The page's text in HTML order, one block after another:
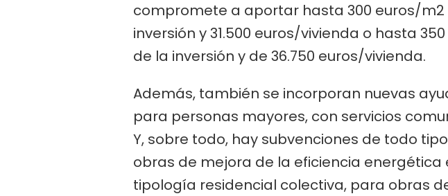
compromete a aportar hasta 300 euros/m2
inversión y 31.500 euros/vivienda o hasta
de la inversión y de 36.750 euros/vivienda.
Además, también se incorporan nuevas
para personas mayores, con servicios
Y, sobre todo, hay subvenciones de todo
obras de mejora de la eficiencia energética
tipología residencial colectiva, para obras